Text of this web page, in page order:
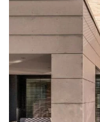
Visos žaliuzės